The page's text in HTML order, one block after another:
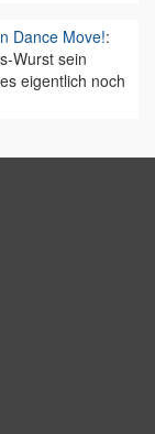
Dance Move!:
Wurst sein
eigentlich noch